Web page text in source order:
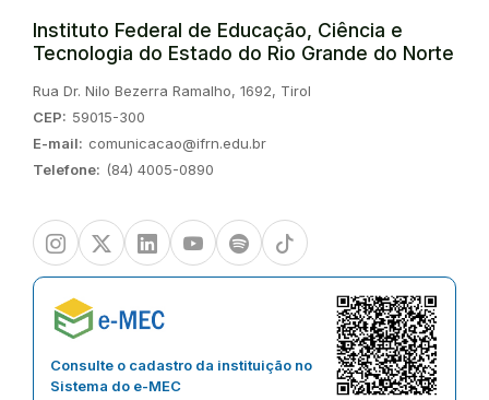
Instituto Federal de Educação, Ciência e
Tecnologia do Estado do Rio Grande do Norte
Endereço:
Rua Dr. Nilo Bezerra Ramalho, 1692, Tirol
CEP: 59015-300
E-mail: comunicacao@ifrn.edu.br
Telefone: (84) 4005-0890
InstagramTwitter/XLinkedinYoutubeSpotify TikTok
Consulte o cadastro da instituição no
Sistema do e-MEC